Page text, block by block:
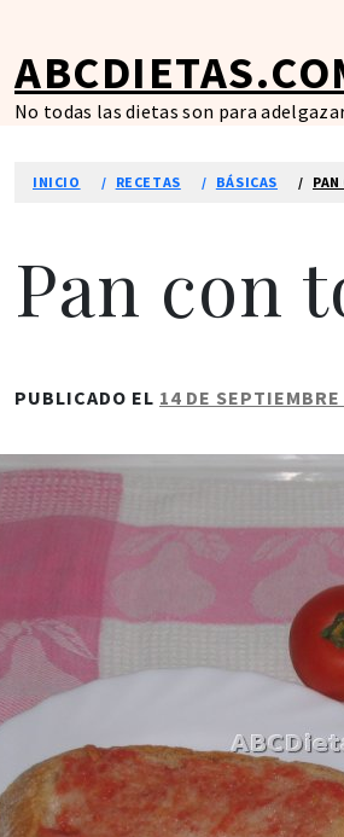
contenido
No todas las dietas son para
INICIO RECETAS BÁSICAS
Pan con
PUBLICADO EL 14 DE